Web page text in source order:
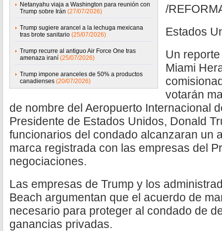
Netanyahu viaja a Washington para reunión con
Trump sobre Irán (27/07/2026)
Trump sugiere arancel a la lechuga mexicana
tras brote sanitario (25/07/2026)
Trump recurre al antiguo Air Force One tras
amenaza iraní (25/07/2026)
Trump impone aranceles de 50% a productos
canadienses (20/07/2026)
/
Estados
Un
Miami
votarán
de nombre del Aeropuerto Internacional
Presidente de Estados Unidos, Donald
funcionarios del condado alcanzaran un
marca registrada con las empresas del
negociaciones.
Las empresas de Trump y los
Beach argumentan que el acuerdo de
necesario para proteger al condado de
ganancias privadas.